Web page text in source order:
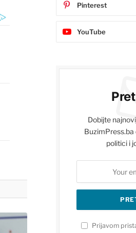
Pinterest
YouTube
Dobijte
BuzimPress.ba
politici i
Prijavom